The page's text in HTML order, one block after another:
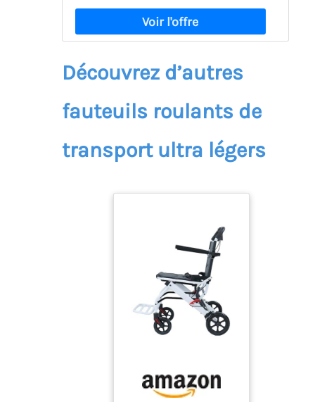
Découvrez d’autres
fauteuils roulants de
transport ultra légers